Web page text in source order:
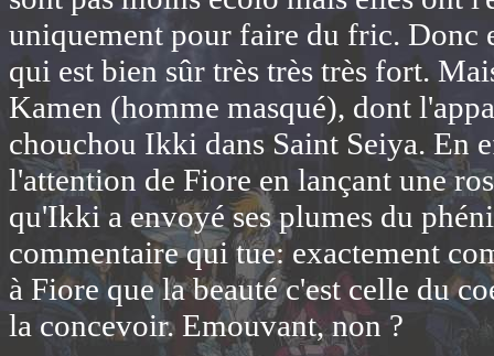
uniquement pour faire du fric. Donc
qui est bien sûr très très très fort.
Kamen (homme masqué), dont
chouchou Ikki dans Saint Seiya. En
l'attention de Fiore en lançant une
qu'Ikki a envoyé ses plumes du
commentaire qui tue: exactement
à Fiore que la beauté c'est celle du
la concevoir. Emouvant, non ?